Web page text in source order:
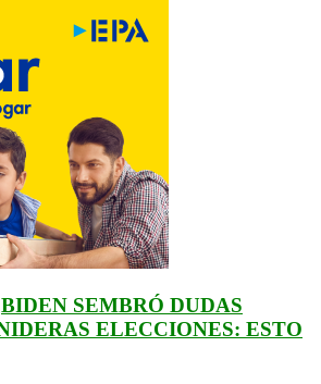
BIDEN SEMBRÓ DUDAS
ELECCIONES: ESTO